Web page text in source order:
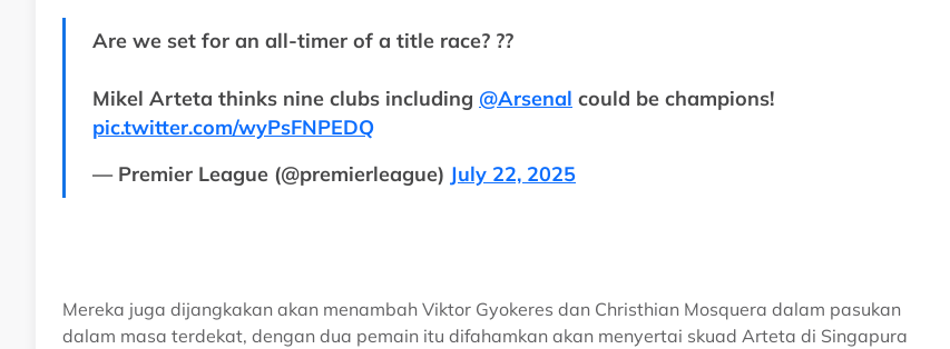
Are we set for an all-timer of a title race? ??
Mikel Arteta thinks nine clubs including @Arsenal could be champions!
pic.twitter.com/wyPsFNPEDQ
— Premier League (@premierleague) July 22, 2025
Mereka juga dijangkakan akan menambah Viktor Gyokeres dan Christhian Mosquera dalam pasukan
dalam masa terdekat, dengan dua pemain itu difahamkan akan menyertai skuad Arteta di Singapura